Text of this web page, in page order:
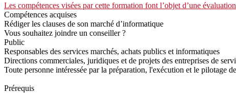
Les compétences visées par cette formation font l’objet d’une
Compétences acquises
Rédiger les clauses de son marché d’informatique
Vous souhaitez joindre un conseiller ?
Public
Responsables des services marchés, achats publics et informatiques
Directions commerciales, juridiques et de projets des entreprises de
Toute personne intéressée par la préparation, l'exécution et le pilotage
Prérequis